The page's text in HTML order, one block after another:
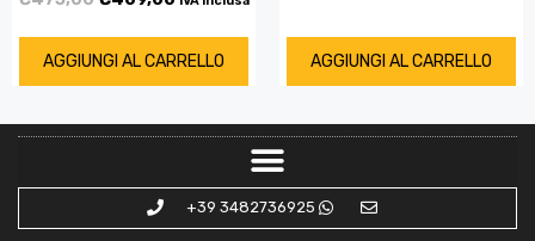
AGGIUNGI AL CARRELLO AGGIUNGI AL CARRELLO
+39 3482736925